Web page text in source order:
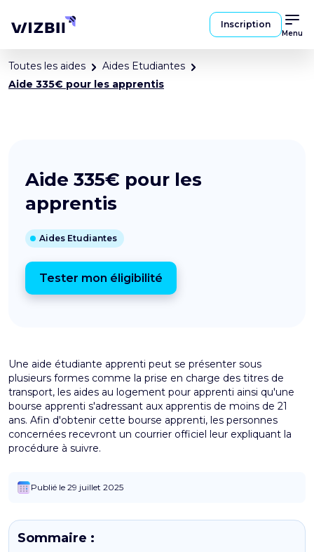
Inscription
Menu
Toutes les aides
Aides Etudiantes
Aide 335€ pour les apprentis
Aide 335€ pour les
apprentis
Aides Etudiantes
Tester mon éligibilité
Une aide étudiante apprenti peut se présenter sous
plusieurs formes comme la prise en charge des titres de
transport, les aides au logement pour apprenti ainsi qu'une
bourse apprenti s'adressant aux apprentis de moins de 21
ans. Afin d'obtenir cette bourse apprenti, les personnes
concernées recevront un courrier officiel leur expliquant la
procédure à suivre.
Publié le 29 juillet 2025
Sommaire :